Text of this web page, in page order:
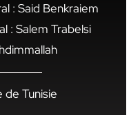
: Said Benkraiem
: Salem Trabelsi
Tunisie